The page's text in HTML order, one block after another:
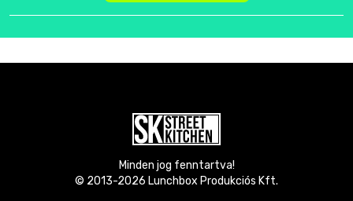
Minden jog fenntartva!
© 2013-2026 Lunchbox Produkciós Kft.